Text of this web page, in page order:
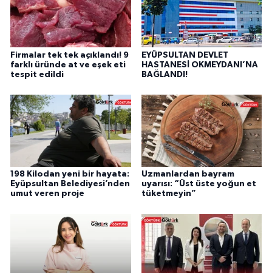
Firmalar tek tek açıklandı! 9
farklı üründe at ve eşek eti
tespit edildi
EYÜPSULTAN DEVLET
HASTANESİ OKMEYDANI’NA
BAĞLANDI!
198 Kilodan yeni bir hayata:
Eyüpsultan Belediyesi’nden
umut veren proje
Uzmanlardan bayram
uyarısı: “Üst üste yoğun et
tüketmeyin”